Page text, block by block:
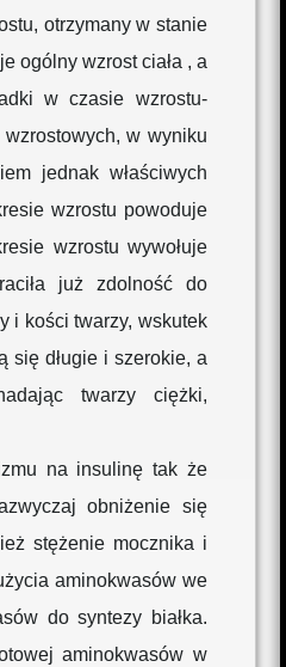
otrzymany w stanie
ogólny wzrost ciała , a
w czasie wzrostu-
w wyniku
jednak właściwych
wzrostu powoduje
wzrostu wywołuje
już zdolność do
i kości twarzy, wskutek
się długie i szerokie, a
twarzy ciężki,
na insulinę tak że
obniżenie się
stężenie mocznika i
aminokwasów we
do syntezy białka.
aminokwasów w